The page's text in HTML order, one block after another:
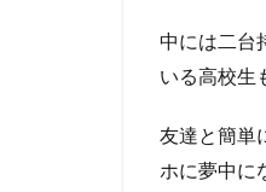
中には二台
いる高校生
友達と簡単
ホに夢中に